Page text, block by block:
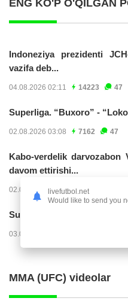
ENG KO'P O'QILGAN
Indoneziya prezidenti
vazifa deb...
04.08.2026 02:11 14223 47
Superliga. “Buxoro” -
02.08.2026 03:08 7162 47
Kabo-verdelik darvozabon
davom ettirishi...
02.08.2026 01:08 3909
Superliga. "Dinamo" –
03.08.2026 20:32
MMA (UFC) videolar
livefutbol.net
Would like to send you